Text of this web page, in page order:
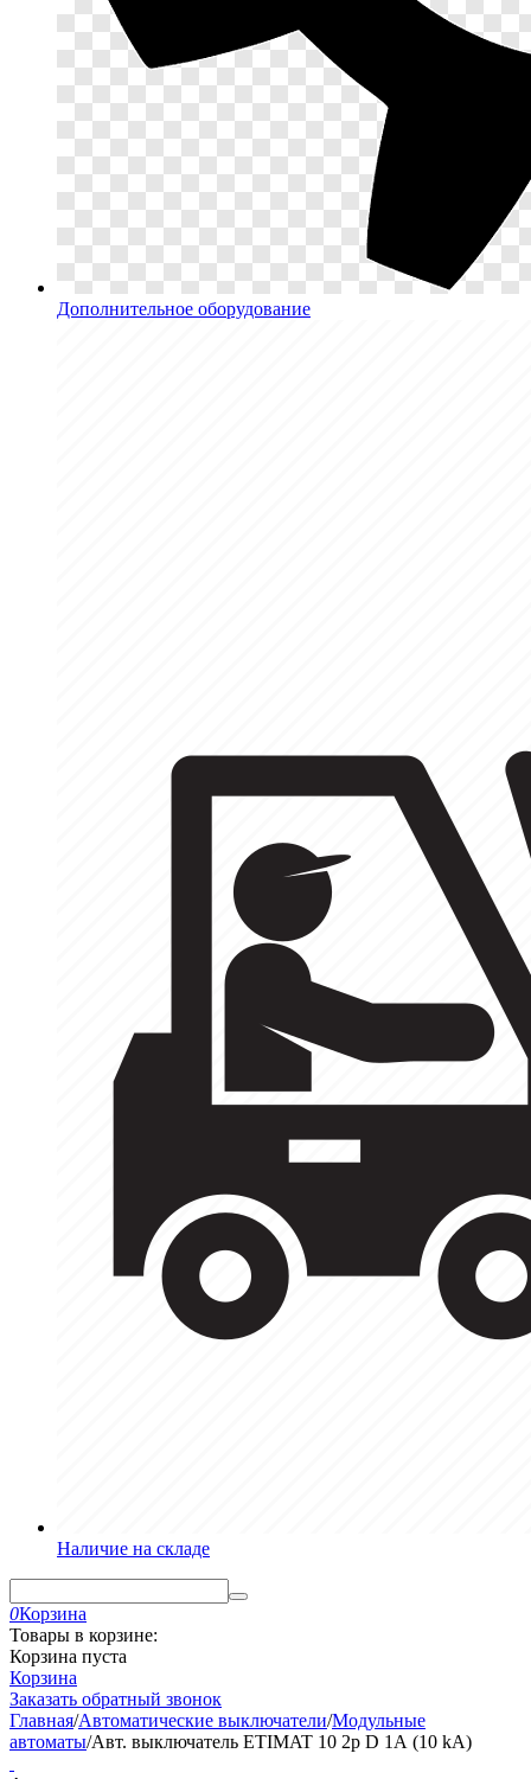
Дополнительное оборудование
Наличие на складе
0Корзина
Товары в корзине:
Корзина пуста
Корзина
Заказать обратный звонок
Главная/Автоматические выключатели/Модульные
автоматы/Авт. выключатель ETIMAT 10 2p D 1А (10 kA)